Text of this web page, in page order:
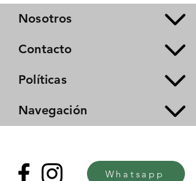
Nosotros
Contacto
Políticas
Navegación
Whatsapp